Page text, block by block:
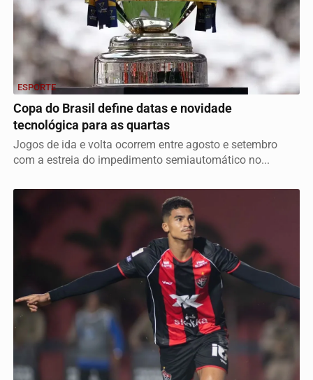
ESPORTE
Copa do Brasil define datas e novidade
tecnológica para as quartas
Jogos de ida e volta ocorrem entre agosto e setembro
com a estreia do impedimento semiautomático no...